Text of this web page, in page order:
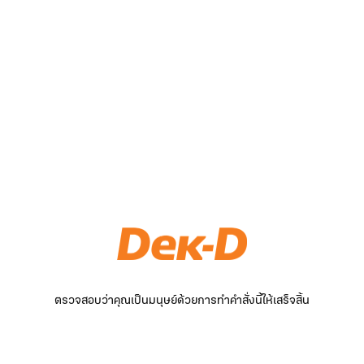
ตรวจสอบว่าคุณเป็นมนุษย์ด้วยการทำคำสั่งนี้ให้เสร็จสิ้น